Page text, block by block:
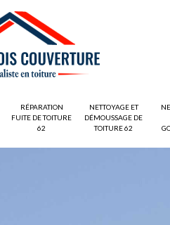
RÉPARATION
FUITE DE TOITURE
62
NETTOYAGE ET
DÉMOUSSAGE DE
TOITURE 62